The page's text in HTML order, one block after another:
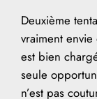
Deuxième
vraiment
est bien
seule
n’est pas